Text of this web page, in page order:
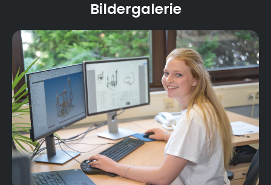
Bildergalerie